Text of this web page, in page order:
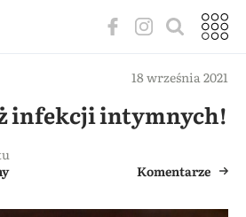
18 września 2021
infekcji intymnych!
Komentarze